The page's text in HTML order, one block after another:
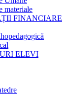
materiale
FINANCIARE
ELEVI